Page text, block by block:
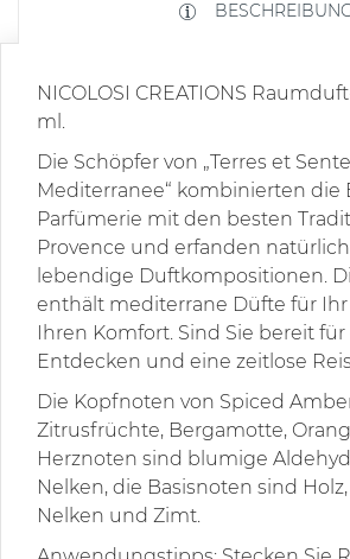
NICOLOSI CREATIONS
ml.
Die Schöpfer von „Terres et
Mediterranee“ kombinierten die
Parfümerie mit den besten
Provence und erfanden
lebendige Duftkompositionen.
enthält mediterrane Düfte für
Ihren Komfort. Sind Sie bereit
Entdecken und eine zeitlose
Die Kopfnoten von Spiced
Zitrusfrüchte, Bergamotte,
Herznoten sind blumige
Nelken, die Basisnoten sind
Nelken und Zimt.